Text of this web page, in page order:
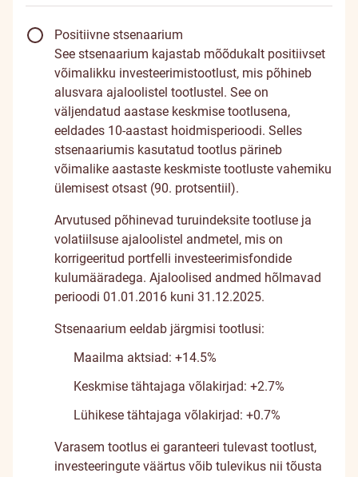
Positiivne stsenaarium
See stsenaarium kajastab mõõdukalt positiivset
võimalikku investeerimistootlust, mis põhineb
alusvara ajaloolistel tootlustel. See on
väljendatud aastase keskmise tootlusena,
eeldades 10-aastast hoidmisperioodi. Selles
stsenaariumis kasutatud tootlus pärineb
võimalike aastaste keskmiste tootluste vahemiku
ülemisest otsast (90. protsentiil).
Arvutused põhinevad turuindeksite tootluse ja
volatiilsuse ajaloolistel andmetel, mis on
korrigeeritud portfelli investeerimisfondide
kulumääradega. Ajaloolised andmed hõlmavad
perioodi 01.01.2016 kuni 31.12.2025.
Stsenaarium eeldab järgmisi tootlusi:
Maailma aktsiad: +14.5%
Keskmise tähtajaga võlakirjad: +2.7%
Lühikese tähtajaga võlakirjad: +0.7%
Varasem tootlus ei garanteeri tulevast tootlust,
investeeringute väärtus võib tulevikus nii tõusta